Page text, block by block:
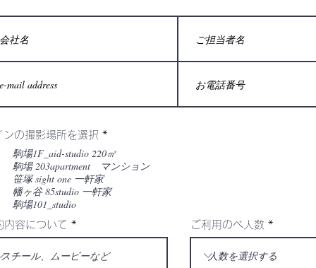
ンの撮影場所を選択 *
駒場1F_aid-studio 220㎡
駒場 203apartment マンション
笹塚 sight one 一軒家
幡ヶ谷 85studio 一軒家
駒場101_studio
内容について ご利用のべ人数